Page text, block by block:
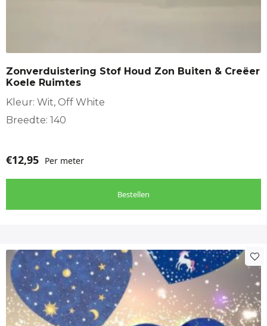
Zonverduistering Stof Houd Zon Buiten & Creëer
Koele Ruimtes
Kleur: Wit, Off White
Breedte: 140
€12,95 Per meter
Bestellen
Dit
product
heeft
meerdere
variaties.